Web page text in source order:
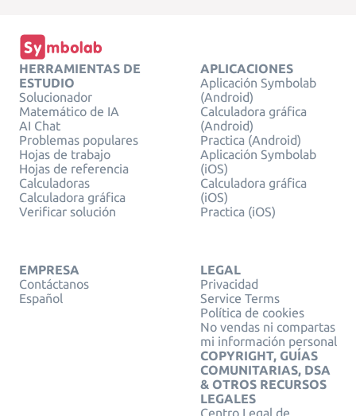
HERRAMIENTAS DE
ESTUDIO
Solucionador
Matemático de IA
AI Chat
Problemas populares
Hojas de trabajo
Hojas de referencia
Calculadoras
Calculadora gráfica
Verificar solución
APLICACIONES
Aplicación Symbolab
(Android)
Calculadora gráfica
(Android)
Practica (Android)
Aplicación Symbolab
(iOS)
Calculadora gráfica
(iOS)
Practica (iOS)
EMPRESA
Contáctanos
Español
LEGAL
Privacidad
Service Terms
Política de cookies
No vendas ni compartas
mi información personal
COPYRIGHT, GUÍAS
COMUNITARIAS, DSA
& OTROS RECURSOS
LEGALES